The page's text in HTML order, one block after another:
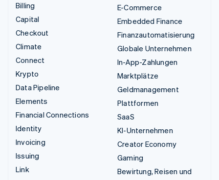
Billing
Capital
Checkout
Climate
Connect
Krypto
Data Pipeline
Elements
Financial Connections
Identity
Invoicing
Issuing
Link
E-Commerce
Embedded Finance
Finanzautomatisierung
Globale Unternehmen
In-App-Zahlungen
Marktplätze
Geldmanagement
Plattformen
SaaS
KI-Unternehmen
Creator Economy
Gaming
Bewirtung, Reisen und